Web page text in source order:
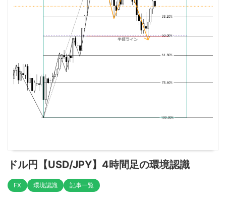
ドル円【USD/JPY】4時間足の環境認識
FX 環境認識 記事一覧